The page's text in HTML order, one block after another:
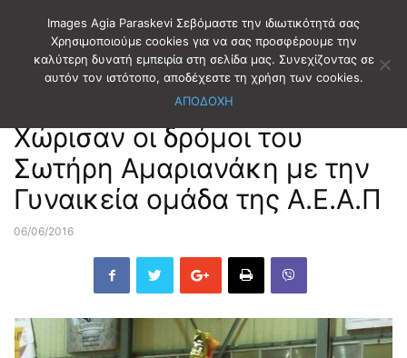
Αρχική ΑΘΛΗΤΙΣΜΟΣ ΒΟΛΛΕΪ
Χώρισαν οι δρόμοι του
Σωτήρη Αμαριανάκη με την
Γυναικεία ομάδα της Α.Ε.Α.Π
06/06/2016
Images Agia Paraskevi Σεβόμαστε την ιδιωτικότητά σας
Χρησιμοποιούμε cookies για να σας προσφέρουμε την
καλύτερη δυνατή εμπειρία στη σελίδα μας. Συνεχίζοντας σε
αυτόν τον ιστότοπο, αποδέχεστε τη χρήση των cookies.
ΑΠΟΔΟΧΗ